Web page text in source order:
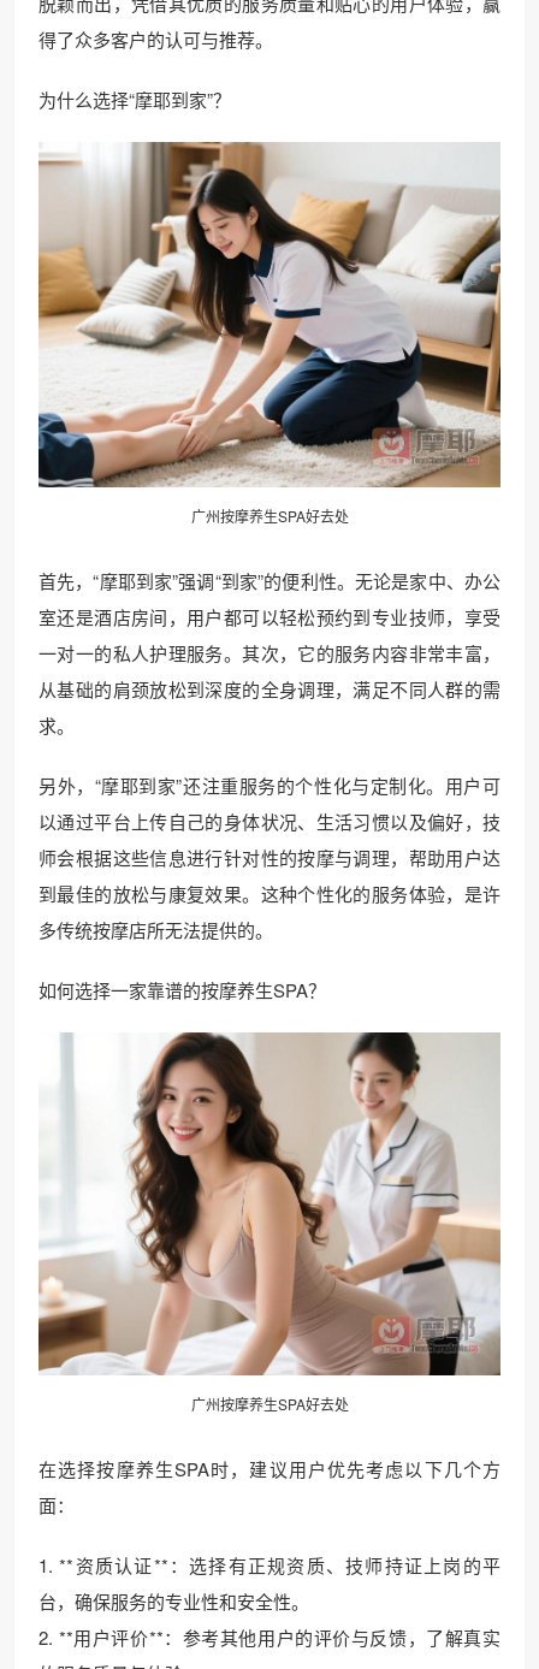
得了众多客户的认可与推荐。
为什么选择“摩耶到家”？
广州按摩养生SPA好去处
首先，“摩耶到家”强调“到家”的便利性。无论是家中、办公
室还是酒店房间，用户都可以轻松预约到专业技师，享受
一对一的私人护理服务。其次，它的服务内容非常丰富，
从基础的肩颈放松到深度的全身调理，满足不同人群的需
求。
另外，“摩耶到家”还注重服务的个性化与定制化。用户可
以通过平台上传自己的身体状况、生活习惯以及偏好，技
师会根据这些信息进行针对性的按摩与调理，帮助用户达
到最佳的放松与康复效果。这种个性化的服务体验，是许
多传统按摩店所无法提供的。
如何选择一家靠谱的按摩养生SPA？
广州按摩养生SPA好去处
在选择按摩养生SPA时，建议用户优先考虑以下几个方
面：
1. **资质认证**：选择有正规资质、技师持证上岗的平
台，确保服务的专业性和安全性。
2. **用户评价**：参考其他用户的评价与反馈，了解真实